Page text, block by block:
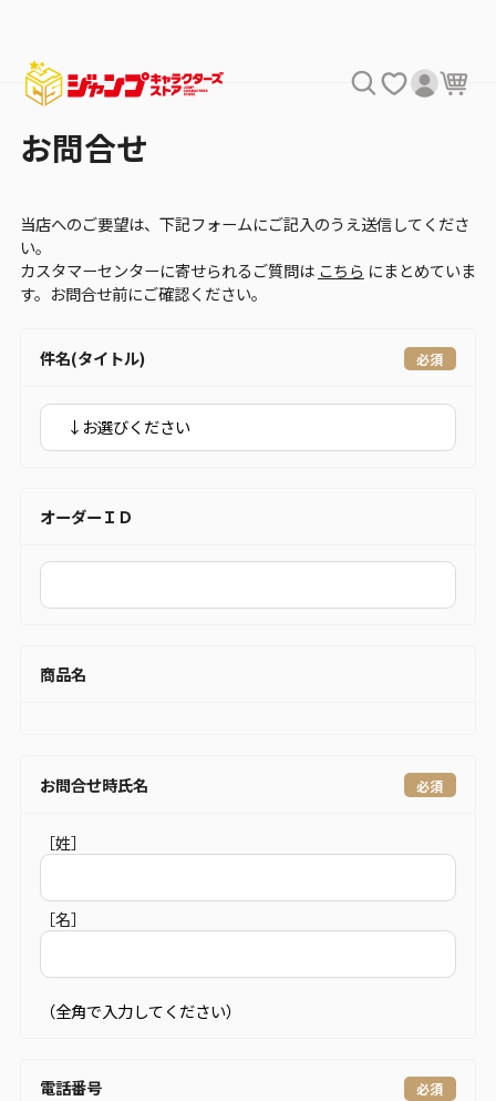
お問合せ
当店へのご要望は、下記フォームにご記入のうえ送信してくださ
い。
カスタマーセンターに寄せられるご質問は こちら にまとめていま
す。お問合せ前にご確認ください。
件名(タイトル)
オーダーＩＤ
商品名
お問合せ時氏名
［姓］
［名］
（全角で入力してください）
電話番号